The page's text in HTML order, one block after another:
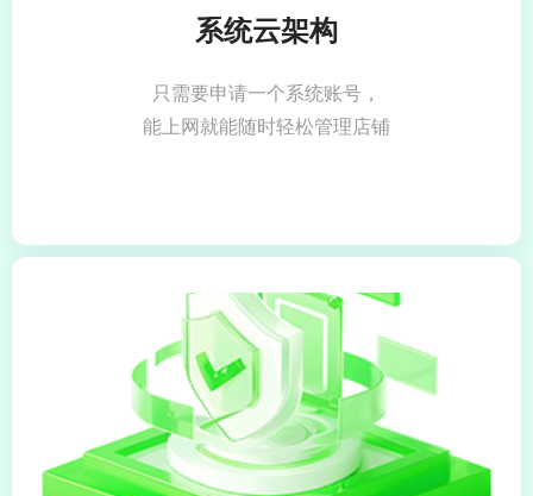
系统云架构
只需要申请一个系统账号，
能上网就能随时轻松管理店铺